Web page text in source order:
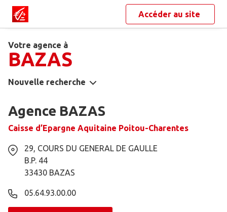
Accéder au site
Votre agence à
BAZAS
Nouvelle recherche
Agence BAZAS
Caisse d’Epargne Aquitaine Poitou-Charentes
29, COURS DU GENERAL DE GAULLE
B.P. 44
33430 BAZAS
05.64.93.00.00